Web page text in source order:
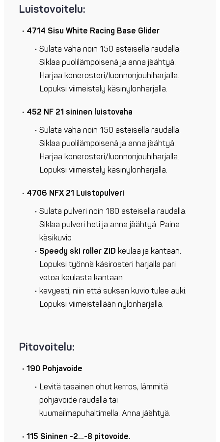
Luistovoitelu:
4714 Sisu White Racing Base Glider
Sulata vaha noin 150 asteisella raudalla.
Siklaa puolilämpöisenä ja anna jäähtyä.
Harjaa konerosteri/luonnonjouhiharjalla.
Lopuksi viimeistely käsinylonharjalla.
452 NF 21 sininen luistovaha
Sulata vaha noin 150 asteisella raudalla.
Siklaa puolilämpöisenä ja anna jäähtyä.
Harjaa konerosteri/luonnonjouhiharjalla.
Lopuksi viimeistely käsinylonharjalla.
4706 NFX 21 Luistopulveri
Sulata pulveri noin 180 asteisella raudalla.
Siklaa pulveri heti ja anna jäähtyä. Paina
käsikuvio
Speedy ski roller ZID keulaa ja kantaan.
Lopuksi työnnä käsirosteri harjalla pari
vetoa keulasta kantaan
kevyesti, niin että suksen kuvio tulee auki.
Lopuksi viimeistellään nylonharjalla.
Pitovoitelu:
190 Pohjavoide
Levitä tasainen ohut kerros, lämmitä
pohjavoide raudalla tai
kuumailmapuhaltimella. Anna jäähtyä.
115 Sininen -2…-8 pitovoide.